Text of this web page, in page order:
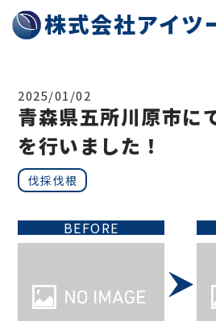
株式会社アイツ
2025/01/02
青森県五所川原市に
を行いました！
伐採伐根
BEFORE